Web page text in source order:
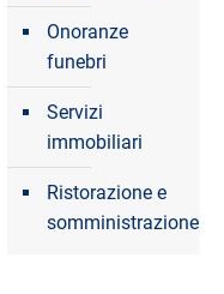
Onoranze
funebri
Servizi
immobiliari
Ristorazione e
somministrazione